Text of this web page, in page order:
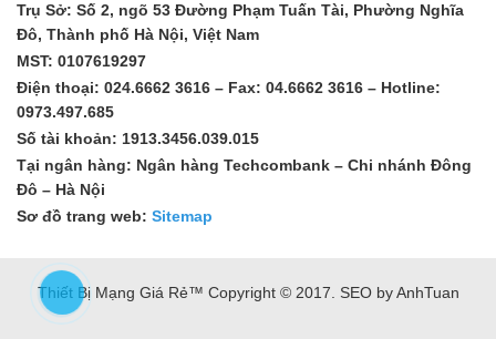
Trụ Sở: Số 2, ngõ 53 Đường Phạm Tuấn Tài, Phường Nghĩa
Đô, Thành phố Hà Nội, Việt Nam
MST: 0107619297
Điện thoại: 024.6662 3616 – Fax: 04.6662 3616 – Hotline:
0973.497.685
Số tài khoản: 1913.3456.039.015
Tại ngân hàng: Ngân hàng Techcombank – Chi nhánh Đông
Đô – Hà Nội
Sơ đồ trang web: Sitemap
Thiết Bị Mạng Giá Rẻ™ Copyright © 2017. SEO by AnhTuan